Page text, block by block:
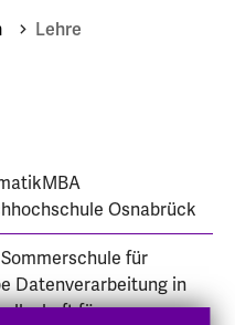
Lehre
Osnabrück
für
Datenverarbeitung in
für